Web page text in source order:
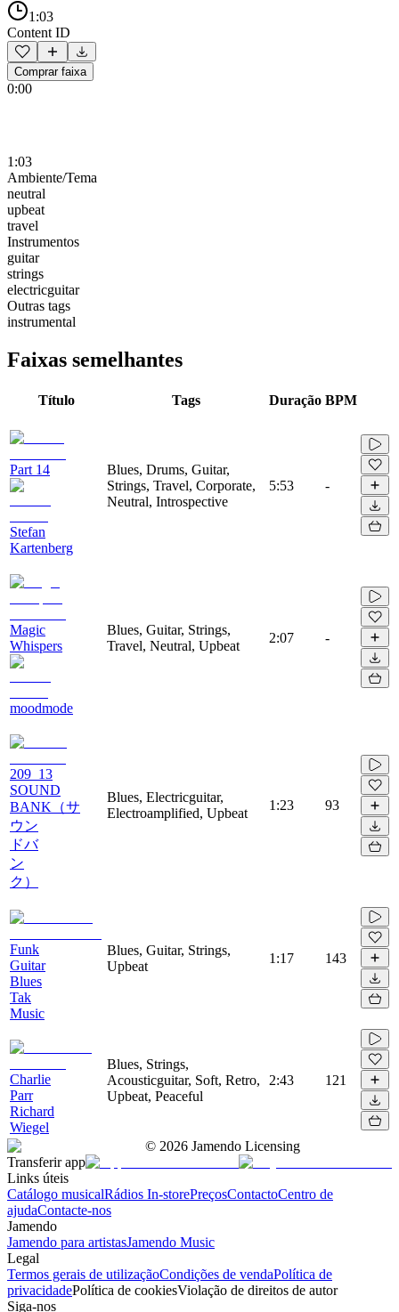
1:03
Content ID
Comprar faixa
0:00
1:03
Ambiente/Tema
neutral
upbeat
travel
Instrumentos
guitar
strings
electricguitar
Outras tags
instrumental
Faixas semelhantes
Título Tags Duração BPM
Part 14
Stefan
Kartenberg
Blues, Drums, Guitar,
Strings, Travel, Corporate,
Neutral, Introspective
5:53 -
Magic
Whispers
moodmode
Blues, Guitar, Strings,
Travel, Neutral, Upbeat
2:07 -
209_13
SOUND
BANK（サ
ウン
ドバ
ン
ク）
Blues, Electricguitar,
Electroamplified, Upbeat
1:23 93
Funk
Guitar
Blues
Tak
Music
Blues, Guitar, Strings,
Upbeat
1:17 143
Charlie
Parr
Richard
Wiegel
Blues, Strings,
Acousticguitar, Soft, Retro,
Upbeat, Peaceful
2:43 121
© 2026 Jamendo Licensing
Transferir app
Links úteis
Catálogo musicalRádios In-storePreçosContactoCentro de
ajudaContacte-nos
Jamendo
Jamendo para artistasJamendo Music
Legal
Termos gerais de utilizaçãoCondições de vendaPolítica de
privacidadePolítica de cookiesViolação de direitos de autor
Siga-nos